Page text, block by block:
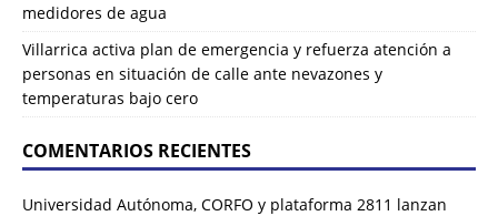
medidores de agua
Villarrica activa plan de emergencia y refuerza atención a
personas en situación de calle ante nevazones y
temperaturas bajo cero
COMENTARIOS RECIENTES
Universidad Autónoma, CORFO y plataforma 2811 lanzan